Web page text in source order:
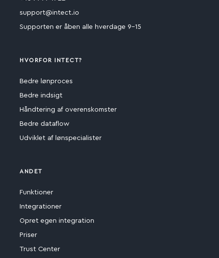
support@intect.io
Supporten er åben alle hverdage 9-15
HVORFOR INTECT?
Bedre lønproces
Bedre indsigt
Håndtering af overenskomster
Bedre dataflow
Udviklet af lønspecialister
ANDET
Funktioner
Integrationer
Opret egen integration
Priser
Trust Center